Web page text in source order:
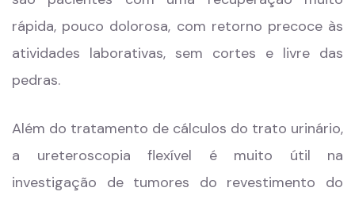
rápida, pouco dolorosa, com retorno precoce às
atividades laborativas, sem cortes e livre das
pedras.
Além do tratamento de cálculos do trato urinário,
a ureteroscopia flexível é muito útil na
investigação de tumores do revestimento do